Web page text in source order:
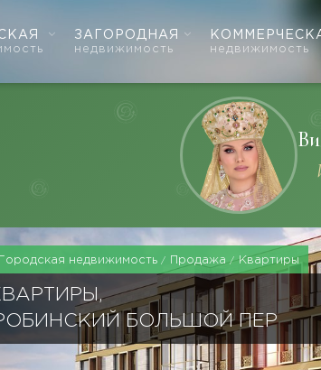
ЗАГОРОДНАЯ
недвижимость недвижимость
Городская недвижимость Продажа Квартиры
БОЛЬШОЙ ПЕР